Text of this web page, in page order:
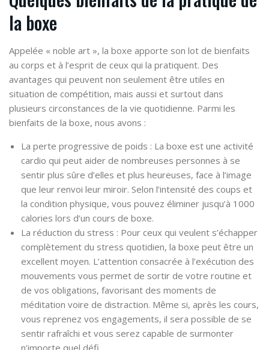
la boxe
Appelée « noble art », la boxe apporte son lot de bienfaits
au corps et à l’esprit de ceux qui la pratiquent. Des
avantages qui peuvent non seulement être utiles en
situation de compétition, mais aussi et surtout dans
plusieurs circonstances de la vie quotidienne. Parmi les
bienfaits de la boxe, nous avons :
La perte progressive de poids : La boxe est une activité
cardio qui peut aider de nombreuses personnes à se
sentir plus sûre d’elles et plus heureuses, face à l’image
que leur renvoi leur miroir. Selon l’intensité des coups et
la condition physique, vous pouvez éliminer jusqu’à 1000
calories lors d’un cours de boxe.
La réduction du stress : Pour ceux qui veulent s’échapper
complètement du stress quotidien, la boxe peut être un
excellent moyen. L’attention consacrée à l’exécution des
mouvements vous permet de sortir de votre routine et
de vos obligations, favorisant des moments de
méditation voire de distraction. Même si, après les cours,
vous reprenez vos engagements, il sera possible de se
sentir rafraîchi et vous serez capable de surmonter
n’importe quel défi.